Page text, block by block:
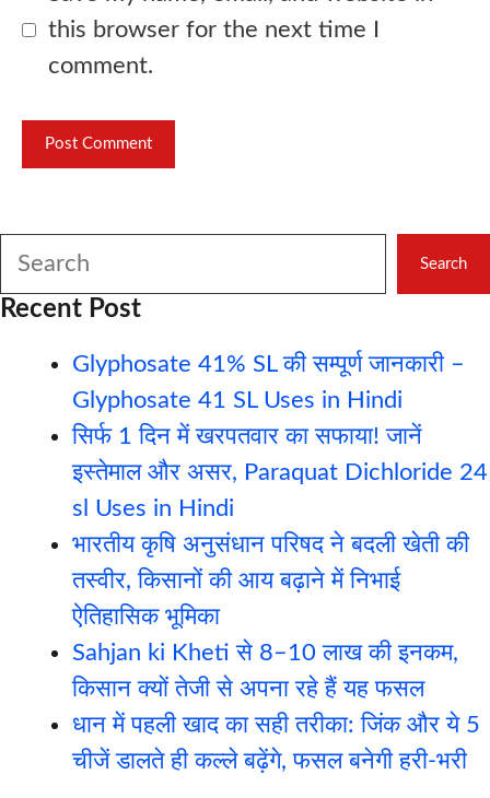
this browser for the next time I
comment.
Search
Search
Recent Post
Glyphosate 41% SL की सम्पूर्ण जानकारी –
Glyphosate 41 SL Uses in Hindi
सिर्फ 1 दिन में खरपतवार का सफाया! जानें
इस्तेमाल और असर, Paraquat Dichloride 24
sl Uses in Hindi
भारतीय कृषि अनुसंधान परिषद ने बदली खेती की
तस्वीर, किसानों की आय बढ़ाने में निभाई
ऐतिहासिक भूमिका
Sahjan ki Kheti से 8–10 लाख की इनकम,
किसान क्यों तेजी से अपना रहे हैं यह फसल
धान में पहली खाद का सही तरीका: जिंक और ये 5
चीजें डालते ही कल्ले बढ़ेंगे, फसल बनेगी हरी-भरी